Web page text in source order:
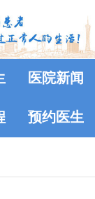
医院新闻
预约医生